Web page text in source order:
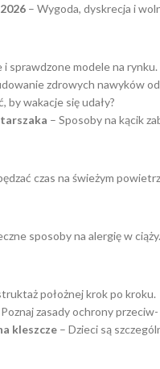
– Wygoda, dyskrecja i
i sprawdzone modele na rynku.
zdrowych nawyków
by wakacje się udały?
– Sposoby na kącik
czas na świeżym
sposoby na alergię w ciąży.
położnej krok po kroku.
zasady ochrony
kleszcze – Dzieci są